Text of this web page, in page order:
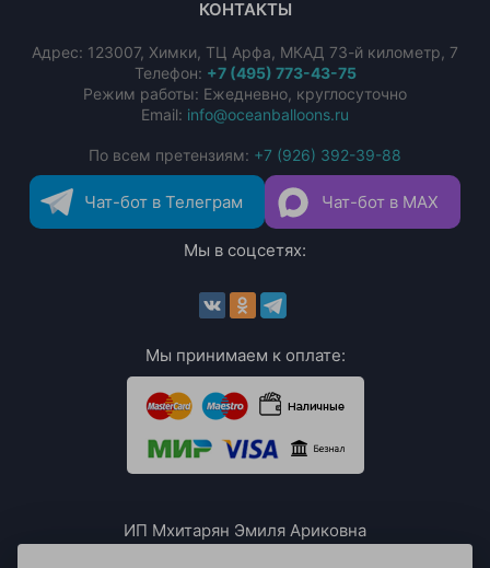
КОНТАКТЫ
Адрес: 123007, Химки, ТЦ Арфа, МКАД 73-й километр, 7
Телефон: +7 (495) 773-43-75
Режим работы: Ежедневно, круглосуточно
Email: info@oceanballoons.ru
По всем претензиям: +7 (926) 392-39-88
Чат-бот в Телеграм Чат-бот в MAX
Мы в соцсетях:
Мы принимаем к оплате:
ИП Мхитарян Эмиля Ариковна
ИНН: 771385063807